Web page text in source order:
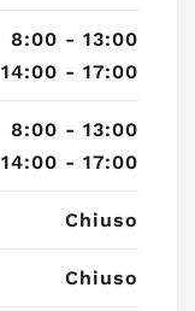
8:00 - 13:00
14:00 - 17:00
8:00 - 13:00
14:00 - 17:00
Chiuso
Chiuso